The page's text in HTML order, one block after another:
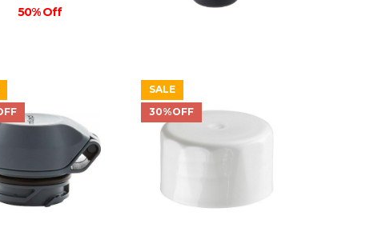
50% Off
SALE
30%OFF